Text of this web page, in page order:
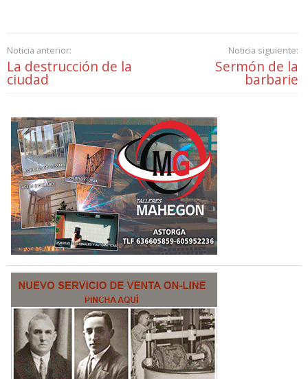
Noticia anterior:
La destrucción de la
ciudad
Noticia siguiente:
Sermón de la
barbarie